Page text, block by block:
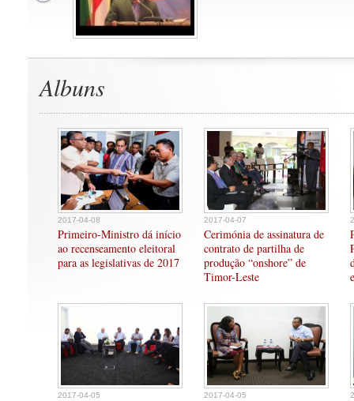
Albuns
2017-04-08
Primeiro-Ministro dá início
ao recenseamento eleitoral
para as legislativas de 2017
2017-04-07
Cerimónia de assinatura de
contrato de partilha de
produção “onshore” de
Timor-Leste
2017-04-05 2017-04-05